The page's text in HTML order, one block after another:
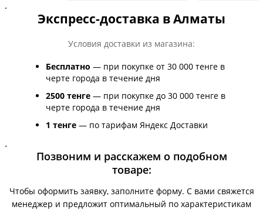
.
Экспресс-доставка в Алматы
Условия доставки из магазина:
Бесплатно — при покупке от 30 000 тенге в
черте города в течение дня
2500 тенге — при покупке до 30 000 тенге в
черте города в течение дня
1 тенге — по тарифам Яндекс Доставки
.
Позвоним и расскажем о подобном
товаре:
Чтобы оформить заявку, заполните форму. С вами свяжется
менеджер и предложит оптимальный по характеристикам